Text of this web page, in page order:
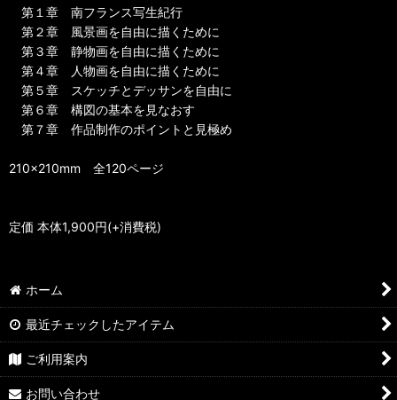
第１章 南フランス写生紀行
第２章 風景画を自由に描くために
第３章 静物画を自由に描くために
第４章 人物画を自由に描くために
第５章 スケッチとデッサンを自由に
第６章 構図の基本を見なおす
第７章 作品制作のポイントと見極め
210×210mm 全120ページ
定価 本体1,900円(+消費税)
ホーム
最近チェックしたアイテム
ご利用案内
お問い合わせ